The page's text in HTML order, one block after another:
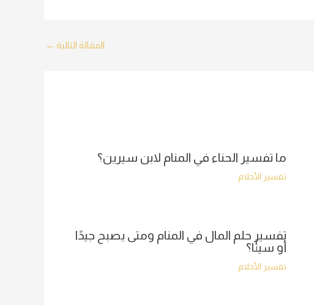
المقالة التالية ←
ما تفسير الحناء في المنام لابن سيرين؟
تفسير الأحلام
تفسير حلم المال في المنام ومتى يصبح جيدًا
أو سيئًا؟
تفسير الأحلام